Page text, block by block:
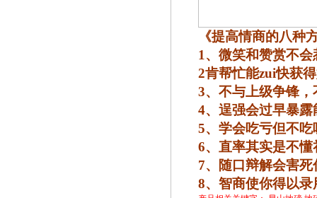
《提高情商的八
1 、微笑和赞赏不会
2肯帮忙能zui快获
3、不与上级争锋
4、逞强会过早暴露
5、学会吃亏但不吃
6、直率其实是不懂
7、随口辩解会害死
8、智商使你得以